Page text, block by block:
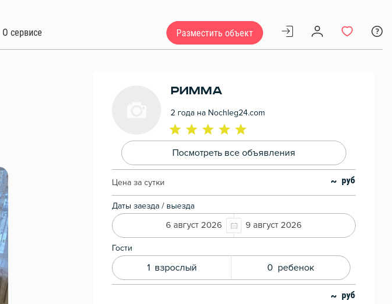
О сервисе Разместить объект
Римма
2 года на Nochleg24.com
Посмотреть все объявления
Цена за сутки ~
Даты заезда / выезда
6 август 2026 9 август 2026
Гости
1 взрослый 0 ребенок
~